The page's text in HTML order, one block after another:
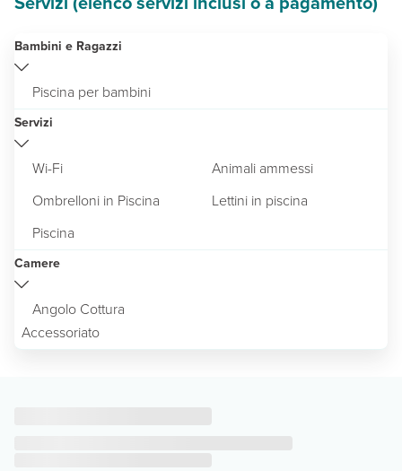
Bambini e Ragazzi
Piscina per bambini
Servizi
Wi-Fi
Animali ammessi
Ombrelloni in Piscina
Lettini in piscina
Piscina
Camere
Angolo Cottura
Accessoriato